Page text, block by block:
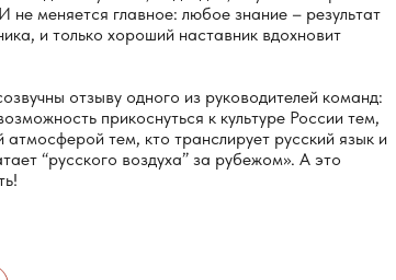
меняется главное: любое знание – результат
и только хороший наставник вдохновит
отзыву одного из руководителей команд:
прикоснуться к культуре России тем,
атмосферой тем, кто транслирует русский язык и
“русского воздуха” за рубежом». А это